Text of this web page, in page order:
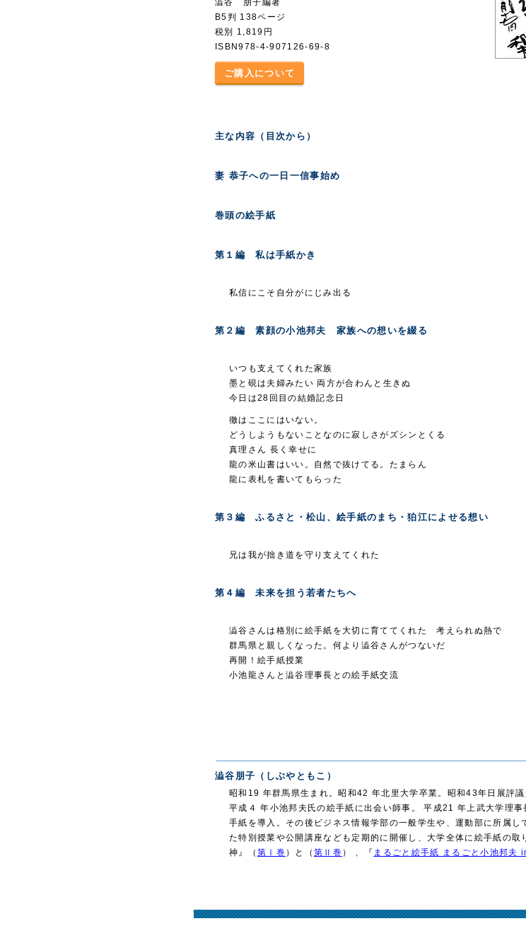
澁谷 朋子編著
B5判 138ページ
税別 1,819円
ISBN978-4-907126-69-8
ご購入について
主な内容（目次から）
妻 恭子への一日一信事始め
巻頭の絵手紙
第１編 私は手紙かき
私信にこそ自分がにじみ出る
第２編 素顔の小池邦夫 家族への想いを綴る
いつも支えてくれた家族
墨と硯は夫婦みたい 両方が合わんと生きぬ
今日は28回目の結婚記念日
徹はここにはいない。
どうしようもないことなのに寂しさがズシンとくる
真理さん 長く幸せに
龍の米山書はいい。自然で抜けてる。たまらん
龍に表札を書いてもらった
第３編 ふるさと・松山、絵手紙のまち・狛江によせる想い
兄は我が拙き道を守り支えてくれた
第４編 未来を担う若者たちへ
澁谷さんは格別に絵手紙を大切に育ててくれた 考えられぬ熱で
群馬県と親しくなった。何より澁谷さんがつないだ
再開！絵手紙授業
小池龍さんと澁谷理事長との絵手紙交流
澁谷朋子（しぶやともこ）
昭和19 年群馬県生まれ。昭和42 年北里大学卒業。昭和43年日展評
平成４ 年小池邦夫氏の絵手紙に出会い師事。 平成21 年上武大学理
手紙を導入。その後ビジネス情報学部の一般学生や、運動部に所属
た特別授業や公開講座なども定期的に開催し、大学全体に絵手紙の
神』（ 第Ⅰ巻 ）と（ 第Ⅱ巻 ） 、『 まるごと絵手紙 まるごと小池邦夫